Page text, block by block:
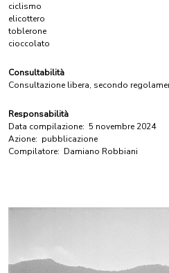
ciclismo
elicottero
toblerone
cioccolato
Consultabilità
Consultazione libera, secondo
Responsabilità
Data compilazione: 5 novembre 2024
Azione: pubblicazione
Compilatore: Damiano Robbiani